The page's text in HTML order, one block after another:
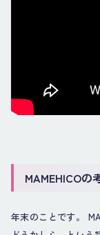
MAMEHICOの
年末のことです。